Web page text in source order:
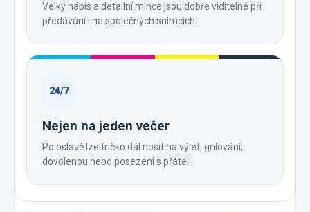
Velký nápis a detailní mince jsou dobře viditelné při
předávání i na společných snímcích.
24/7
Nejen na jeden večer
Po oslavě lze tričko dál nosit na výlet, grilování,
dovolenou nebo posezení s přáteli.